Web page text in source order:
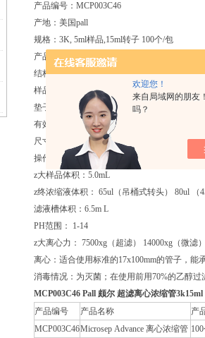
欢迎您！
来自局域网的朋友
吗？
产品编号：MCP003C46
产地：美国pall
规格：3K, 5ml样品,15ml转子 100个/包
产品信息
结构材料：Omega（改性的聚醚砜）和Supor
样品池、滤液槽和封盖：聚丙烯
垫子：聚乙烯
有效过滤面积 3.3c㎡
尺寸 直径：17mm（0.7in.） 长度：12.0cm（
操作温度范围： 0-40℃ （32-104℉）
z大样品体积：5.0mL
z终浓缩液体积： 65ul（吊桶式转头） 80ul （
滤液槽体积：6.5m L
PH范围： 1-14
z大离心力： 7500xg（超滤） 14000xg（微滤）
离心：适合使用标准的17x100mm的管子，能
消毒情况：为灭菌；在使用前用70%的乙醇过
MCP003C46 Pall 颇尔 超滤离心浓缩管3k15ml
产品编号
产品名称
产
MCP003C46Microsep Advance 离心浓缩管